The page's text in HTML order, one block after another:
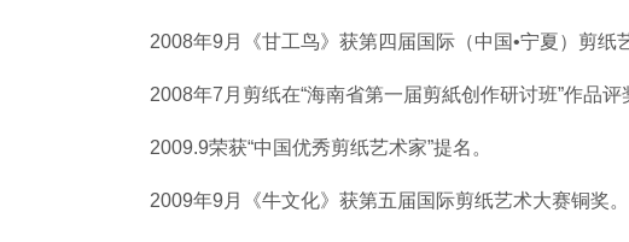
2008年9月《甘工鸟》获第四届国际（中国•宁夏）剪纸
2008年7月剪纸在“海南省第一届剪紙创作研讨班”作品评
2009.9荣获“中国优秀剪纸艺术家”提名。
2009年9月《牛文化》获第五届国际剪纸艺术大赛铜奖。